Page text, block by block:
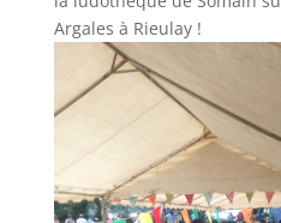
Argales à Rieulay !